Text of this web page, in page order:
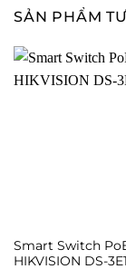
SẢN PHẨM
Smart Switch
HIKVISION DS-